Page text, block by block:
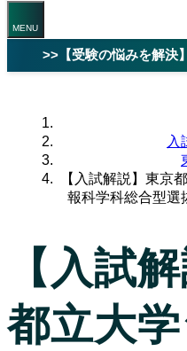
>>【受験の悩みを解
入
【入試解説】東京
報科学科総合型選
【入試
都立大